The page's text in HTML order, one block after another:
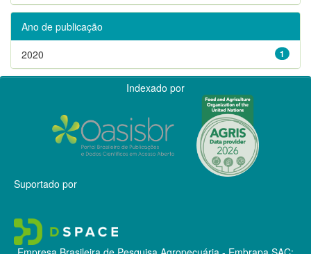
Ano de publicação
1
2020
Indexado por
Suportado por